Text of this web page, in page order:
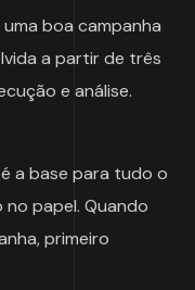
boa campanha
a partir de três
e análise.
a base para tudo o
papel. Quando
primeiro